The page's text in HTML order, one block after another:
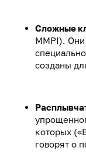
Сложные
MMPI).
созданы
которых
говорят о